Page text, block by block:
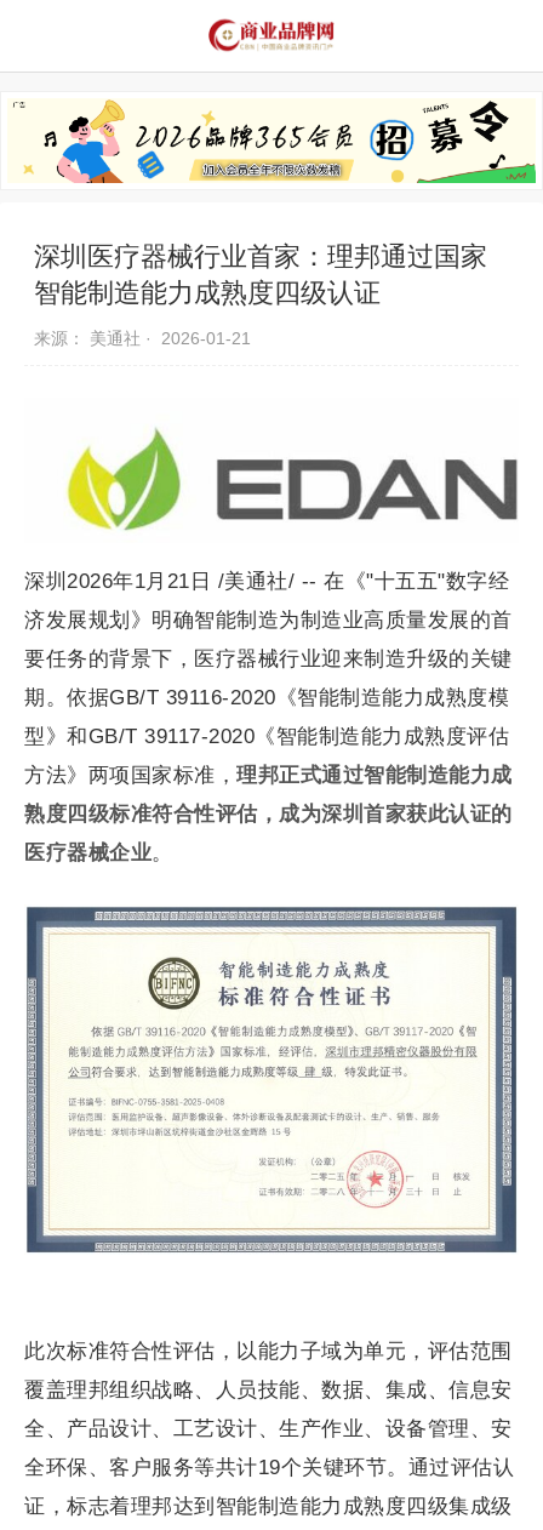
推荐品牌 品牌故事
深圳医疗器械行业首家：理邦通过国家
智能制造能力成熟度四级认证
来源： 美通社 · 2026-01-21
深圳2026年1月21日 /美通社/ -- 在《"十五五"数字经
济发展规划》明确智能制造为制造业高质量发展的首
要任务的背景下，医疗器械行业迎来制造升级的关键
期。依据GB/T 39116-2020《智能制造能力成熟度模
型》和GB/T 39117-2020《智能制造能力成熟度评估
方法》两项国家标准， 理邦正式通过智能制造能力成
熟度四级标准符合性评估，成为深圳首家获此认证的
医疗器械企业。
此次标准符合性评估，以能力子域为单元，评估范围
覆盖理邦组织战略、人员技能、数据、集成、信息安
全、产品设计、工艺设计、生产作业、设备管理、安
全环保、客户服务等共计19个关键环节。通过评估认
证，标志着理邦达到智能制造能力成熟度四级集成级